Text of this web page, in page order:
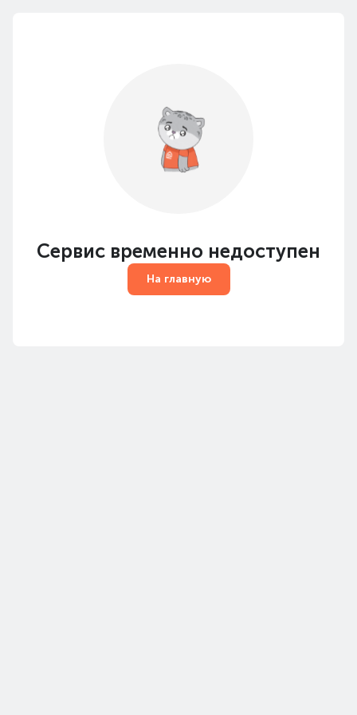
Сервис временно недоступен
На главную